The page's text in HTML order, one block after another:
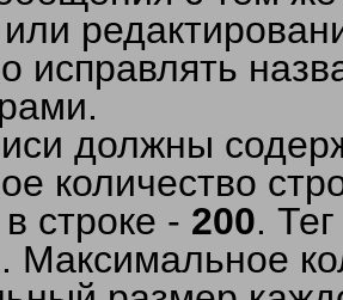
исправлять
должны
количество
строке - 200.
Максимальное